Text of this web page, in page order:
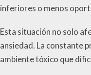
inferiores o menos
Esta situación no solo
ansiedad. La constante
ambiente tóxico que